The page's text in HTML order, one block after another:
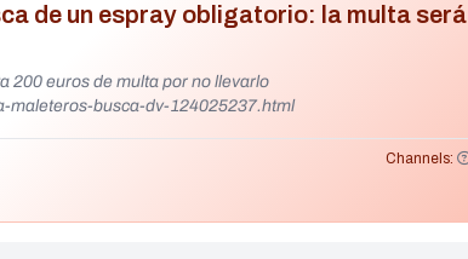
de un espray obligatorio: la multa será
200 euros de multa por no llevarlo
maleteros-busca-dv-124025237.html
Channels: